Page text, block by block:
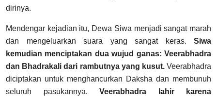
dirinya.
Mendengar kejadian itu, Dewa Siwa menjadi sangat marah
dan mengeluarkan suara yang sangat keras. Siwa
kemudian menciptakan dua wujud ganas: Veerabhadra
dan Bhadrakali dari rambutnya yang kusut.Veerabhadra
diciptakan untuk menghancurkan Daksha dan membunuh
seluruh pasukannya. Veerabhadra lahir karena